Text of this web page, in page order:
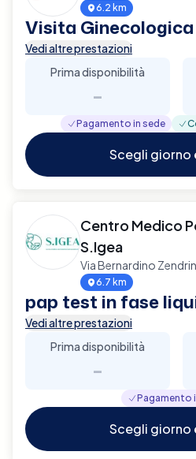
6.2 km
Visita Ginecologica
Vedi altre prestazioni
Prima disponibilità
-
Pagamento in sede
Scegli giorno
Centro Medico
S.Igea
Via Bernardino
6.7 km
pap test in fase
Vedi altre prestazioni
Prima disponibilità
-
Pagamento
Scegli giorno